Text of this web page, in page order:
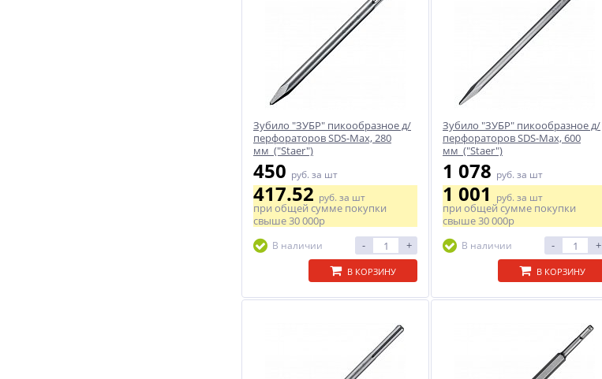
Зубило "ЗУБР" пикообразное д/
перфораторов SDS-Max, 280
мм ("Staer")
450 руб. за шт
417.52руб. за шт
при общей сумме покупки
свыше30 000р
В наличии - +
В КОРЗИНУ
Зубило "ЗУБР" пикообразное д/
перфораторов SDS-Max, 600
мм ("Staer")
1 078 руб. за шт
1 001руб. за шт
при общей сумме покупки
свыше30 000р
В наличии - +
В КОРЗИНУ